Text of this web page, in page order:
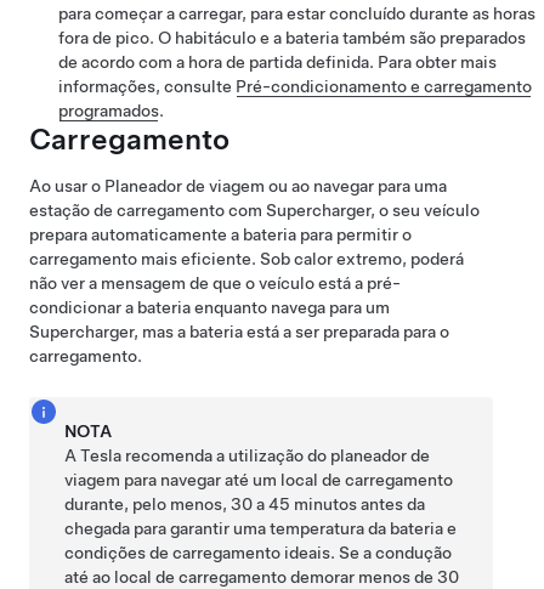
para começar a carregar, para estar concluído durante as horas
fora de pico. O habitáculo e a bateria também são preparados
de acordo com a hora de partida definida. Para obter mais
informações, consulte Pré-condicionamento e carregamento
programados.
Carregamento
Ao usar o Planeador de viagem ou ao navegar para uma
estação de carregamento com Supercharger, o seu veículo
prepara automaticamente a bateria para permitir o
carregamento mais eficiente. Sob calor extremo, poderá
não ver a mensagem de que o veículo está a pré-
condicionar a bateria enquanto navega para um
Supercharger, mas a bateria está a ser preparada para o
carregamento.
NOTA
A Tesla recomenda a utilização do planeador de
viagem para navegar até um local de carregamento
durante, pelo menos, 30 a 45 minutos antes da
chegada para garantir uma temperatura da bateria e
condições de carregamento ideais. Se a condução
até ao local de carregamento demorar menos de 30